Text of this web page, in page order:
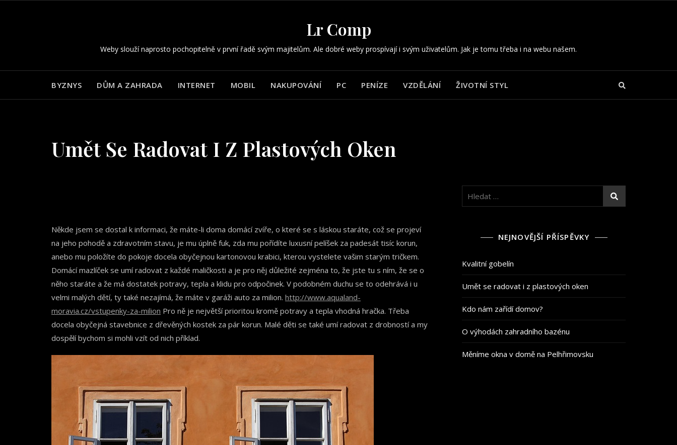
Lr Comp
Weby slouží naprosto pochopitelně v první řadě svým majitelům. Ale dobré weby prospívají i svým uživatelům. Jak je tomu třeba i na webu našem.
BYZNYS DŮM A ZAHRADA INTERNET MOBIL NAKUPOVÁNÍ PC PENÍZE VZDĚLÁNÍ ŽIVOTNÍ STYL
Umět Se Radovat I Z Plastových Oken
Někde jsem se dostal k informaci, že máte-li doma domácí zvíře, o které se s láskou staráte, což se projeví
na jeho pohodě a zdravotním stavu, je mu úplně fuk, zda mu pořídíte luxusní pelíšek za padesát tisíc korun,
anebo mu položíte do pokoje docela obyčejnou kartonovou krabici, kterou vystelete vašim starým tričkem.
Domácí mazlíček se umí radovat z každé maličkosti a je pro něj důležité zejména to, že jste tu s ním, že se o
něho staráte a že má dostatek potravy, tepla a klidu pro odpočinek. V podobném duchu se to odehrává i u
velmi malých dětí, ty také nezajímá, že máte v garáži auto za milion. http://www.aqualand-
moravia.cz/vstupenky-za-milion Pro ně je největší prioritou kromě potravy a tepla vhodná hračka. Třeba
docela obyčejná stavebnice z dřevěných kostek za pár korun. Malé děti se také umí radovat z drobností a my
dospělí bychom si mohli vzít od nich příklad.
Vyhledávání
NEJNOVĚJŠÍ PŘÍSPĚVKY
Kvalitní gobelín
Umět se radovat i z plastových oken
Kdo nám zařídí domov?
O výhodách zahradního bazénu
Měníme okna v domě na Pelhřimovsku